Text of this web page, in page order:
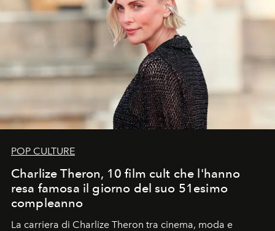
POP CULTURE
Charlize Theron, 10 film cult che l'hanno
resa famosa il giorno del suo 51esimo
compleanno
La carriera di Charlize Theron tra cinema, moda e